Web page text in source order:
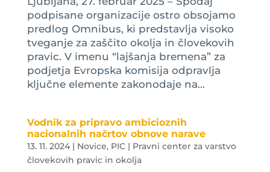
podpisane organizacije ostro obsojamo
predlog Omnibus, ki predstavlja visoko
tveganje za zaščito okolja in človekovih
pravic. V imenu “lajšanja bremena” za
podjetja Evropska komisija odpravlja
ključne elemente zakonodaje na...
Vodnik za pripravo ambicioznih
nacionalnih načrtov obnove narave
13. 11. 2024| Novice, PIC | Pravni center za varstvo
človekovih pravic in okolja